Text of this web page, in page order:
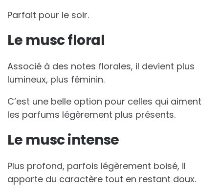
Parfait pour le soir.
Le musc floral
Associé à des notes florales, il devient plus
lumineux, plus féminin.
C’est une belle option pour celles qui aiment
les parfums légèrement plus présents.
Le musc intense
Plus profond, parfois légèrement boisé, il
apporte du caractère tout en restant doux.